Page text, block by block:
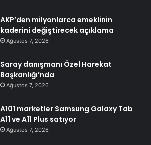
AKP’den milyonlarca emeklinin
kaderini değiştirecek açıklama
Ağustos 7, 2026
Saray danışmanı Özel Harekat
Başkanlığı’nda
Ağustos 7, 2026
A101 marketler Samsung Galaxy Tab
A11 ve A11 Plus satıyor
Ağustos 7, 2026